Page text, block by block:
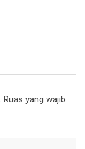
Ruas yang wajib